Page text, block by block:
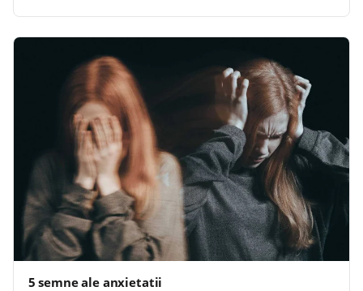
5 semne ale anxietatii